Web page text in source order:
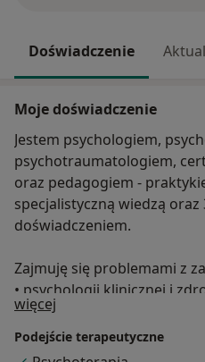
Doświadczenie
Moje doświadczenie
Jestem psychologiem,
psychotraumatologiem,
oraz pedagogiem -
specjalistyczną wiedzą oraz
doświadczeniem.
Zajmuję się problemami z
• psychologii klinicznej i
natręctwa (zaburzenia
fobie, traumy;
• psychologii małżeństw i
więcej
Podejście terapeutyczne